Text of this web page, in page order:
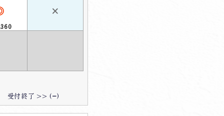
×
受付終了 >> (−)